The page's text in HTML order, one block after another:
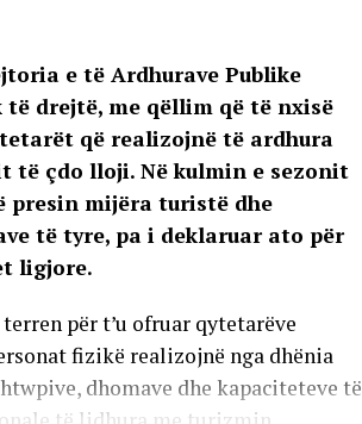
e të Ardhurave Publike
drejtë, me qëllim që të nxisë
që realizojnë të ardhura
të çdo lloji. Në kulmin e sezonit
presin mijëra turistë dhe
të tyre, pa i deklaruar ato për
ligjore.
për t’u ofruar qytetarëve
fizikë realizojnë nga dhënia
dhomave dhe kapaciteteve të